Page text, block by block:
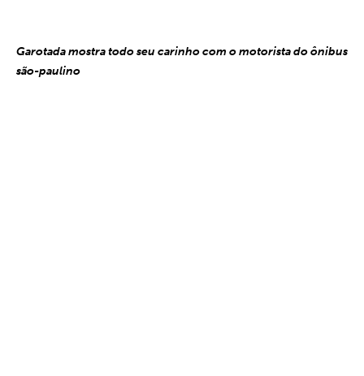
Garotada mostra todo seu carinho com o motorista do ônibus
são-paulino